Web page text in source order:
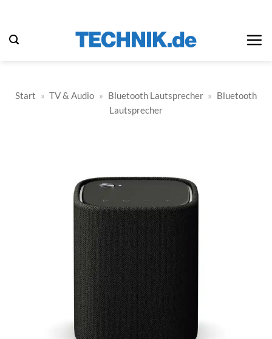
springen
Start » TV & Audio » Bluetooth Lautsprecher » Bluetooth
Lautsprecher